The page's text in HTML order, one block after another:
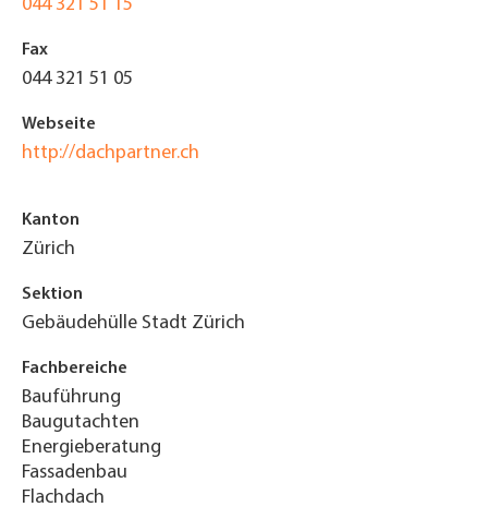
044 321 51 15
Fax
044 321 51 05
Webseite
http://dachpartner.ch
Kanton
Zürich
Sektion
Gebäudehülle Stadt Zürich
Fachbereiche
Bauführung
Baugutachten
Energieberatung
Fassadenbau
Flachdach